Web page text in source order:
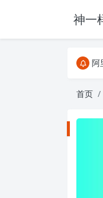
神一
阿
关
阿
首页